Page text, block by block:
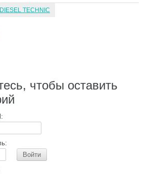
DIESEL TECHNIC
чтобы оставить
Войти